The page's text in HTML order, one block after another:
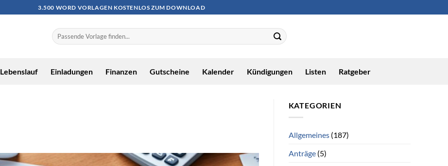
3.500 WORD VORLAGEN KOSTENLOS ZUM DOWNLOAD
Lebenslauf Einladungen Finanzen Gutscheine Kalender Kündigungen Listen Ratgeber
KATEGORIEN
Allgemeines(187)
Anträge(5)